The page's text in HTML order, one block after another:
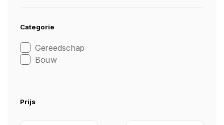
Categorie
Gereedschap
Bouw
Prijs